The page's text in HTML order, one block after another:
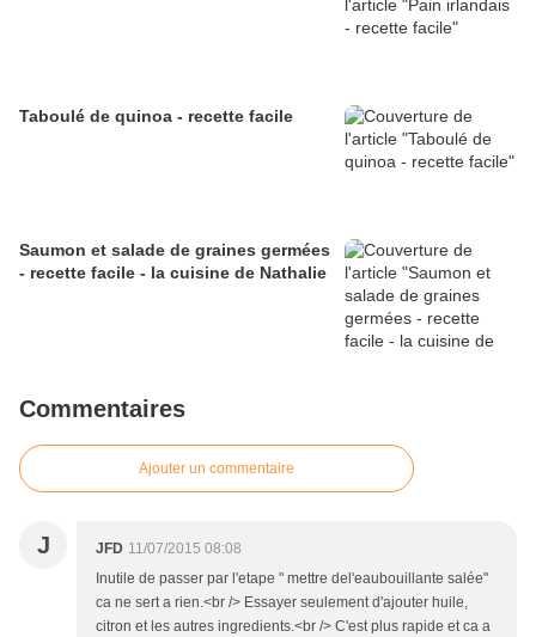
Taboulé de quinoa - recette facile
Saumon et salade de graines germées
- recette facile - la cuisine de Nathalie
Commentaires
Ajouter un commentaire
J JFD 11/07/2015 08:08
Inutile de passer par l'etape " mettre del'eaubouillante salée"
ca ne sert a rien.<br /> Essayer seulement d'ajouter huile,
citron et les autres ingredients.<br /> C'est plus rapide et ca a